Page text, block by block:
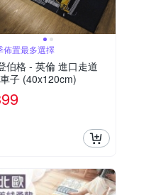
佈置最多選擇
伯格 - 英倫 進口走道
子 (40x120cm)